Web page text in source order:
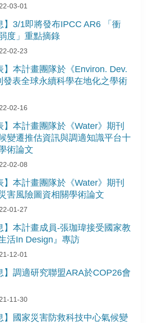
03-01
】3/1即將發布IPCC AR6 「衝
度」重點摘錄
02-23
】本計畫團隊於《Environ. Dev.
發表全球永續科學在地化之學術
02-16
】本計畫團隊於《Water》期刊
變遷推估資訊與調適知識平台十
術論文
02-08
】本計畫團隊於《Water》期刊
害風險圖資相關學術論文
01-27
】本計畫成員-張珈瑋接受國家教
活In Design』專訪
12-01
】調適研究聯盟ARA於COP26會
11-30
】國家災害防救科技中心氣候變